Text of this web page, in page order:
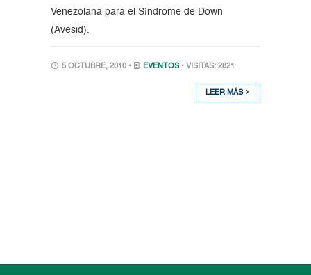
Venezolana para el Síndrome de Down
(Avesid).
5 OCTUBRE, 2010 • EVENTOS • VISITAS: 2821
LEER MÁS